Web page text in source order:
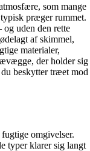
som mange
præger rummet.
uden den rette
af skimmel,
materialer,
der holder sig
beskytter træet mod
omgivelser.
typer klarer sig langt